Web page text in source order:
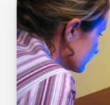
i
e
s